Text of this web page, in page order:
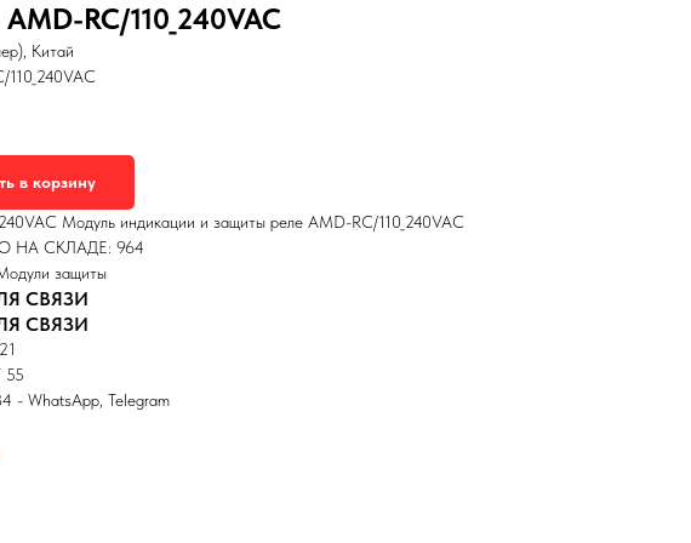
RC/110_240VAC
Китай
110_240VAC
в корзину
Модуль индикации и защиты реле AMD-RC/110_240VAC
НА СКЛАДЕ: 964
защиты
СВЯЗИ
СВЯЗИ
55
- WhatsApp, Telegram